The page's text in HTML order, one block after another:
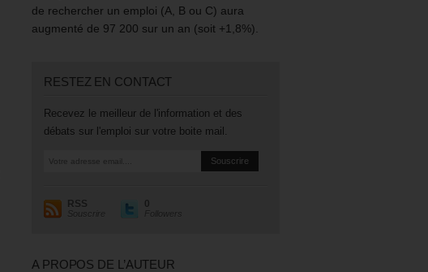
de rechercher un emploi (A, B ou C) aura
augmenté de 97 200 sur un an (soit +1,8%).
RESTEZ EN CONTACT
Recevez le meilleur de l'information et des
débats sur l'emploi sur votre boite mail.
RSS
Souscrire
0
Followers
A PROPOS DE L’AUTEUR